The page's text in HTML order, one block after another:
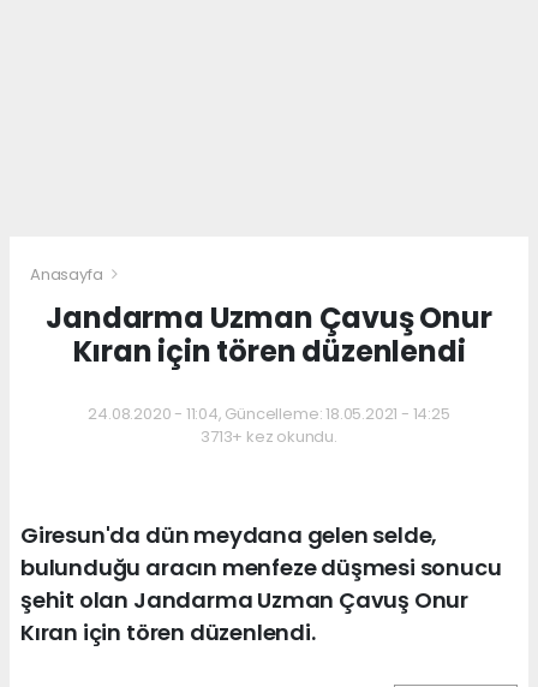
Anasayfa
Jandarma Uzman Çavuş Onur
Kıran için tören düzenlendi
24.08.2020 - 11:04, Güncelleme: 18.05.2021 - 14:25
3713+ kez okundu.
Giresun'da dün meydana gelen selde,
bulunduğu aracın menfeze düşmesi sonucu
şehit olan Jandarma Uzman Çavuş Onur
Kıran için tören düzenlendi.